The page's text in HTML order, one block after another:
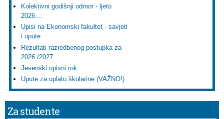
Kolektivni godišnji odmor - ljeto
2026....
Upisi na Ekonomski fakultet - savjeti
i upute
Rezultati razredbenog postupka za
2026./2027.
Jesenski upisni rok
Upute za uplatu školarine (VAŽNO!)
Za studente